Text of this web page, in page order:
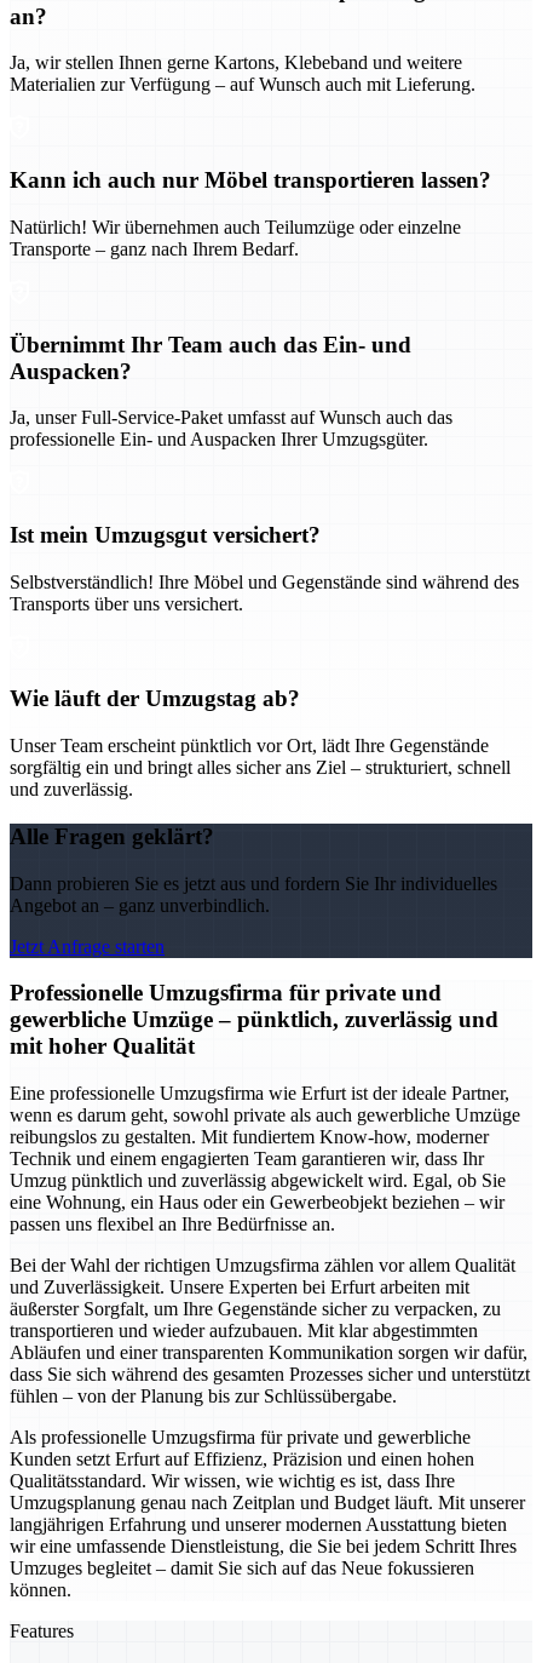
an?
Ja, wir stellen Ihnen gerne Kartons, Klebeband und weitere
Materialien zur Verfügung – auf Wunsch auch mit Lieferung.
Kann ich auch nur Möbel transportieren lassen?
Natürlich! Wir übernehmen auch Teilumzüge oder einzelne
Transporte – ganz nach Ihrem Bedarf.
Übernimmt Ihr Team auch das Ein- und
Auspacken?
Ja, unser Full-Service-Paket umfasst auf Wunsch auch das
professionelle Ein- und Auspacken Ihrer Umzugsgüter.
Ist mein Umzugsgut versichert?
Selbstverständlich! Ihre Möbel und Gegenstände sind während des
Transports über uns versichert.
Wie läuft der Umzugstag ab?
Unser Team erscheint pünktlich vor Ort, lädt Ihre Gegenstände
sorgfältig ein und bringt alles sicher ans Ziel – strukturiert, schnell
und zuverlässig.
Alle Fragen geklärt?
Dann probieren Sie es jetzt aus und fordern Sie Ihr individuelles
Angebot an – ganz unverbindlich.
Jetzt Anfrage starten
Professionelle Umzugsfirma für private und
gewerbliche Umzüge – pünktlich, zuverlässig und
mit hoher Qualität
Eine professionelle Umzugsfirma wie Erfurt ist der ideale Partner,
wenn es darum geht, sowohl private als auch gewerbliche Umzüge
reibungslos zu gestalten. Mit fundiertem Know-how, moderner
Technik und einem engagierten Team garantieren wir, dass Ihr
Umzug pünktlich und zuverlässig abgewickelt wird. Egal, ob Sie
eine Wohnung, ein Haus oder ein Gewerbeobjekt beziehen – wir
passen uns flexibel an Ihre Bedürfnisse an.
Bei der Wahl der richtigen Umzugsfirma zählen vor allem Qualität
und Zuverlässigkeit. Unsere Experten bei Erfurt arbeiten mit
äußerster Sorgfalt, um Ihre Gegenstände sicher zu verpacken, zu
transportieren und wieder aufzubauen. Mit klar abgestimmten
Abläufen und einer transparenten Kommunikation sorgen wir dafür,
dass Sie sich während des gesamten Prozesses sicher und unterstützt
fühlen – von der Planung bis zur Schlüssübergabe.
Als professionelle Umzugsfirma für private und gewerbliche
Kunden setzt Erfurt auf Effizienz, Präzision und einen hohen
Qualitätsstandard. Wir wissen, wie wichtig es ist, dass Ihre
Umzugsplanung genau nach Zeitplan und Budget läuft. Mit unserer
langjährigen Erfahrung und unserer modernen Ausstattung bieten
wir eine umfassende Dienstleistung, die Sie bei jedem Schritt Ihres
Umzuges begleitet – damit Sie sich auf das Neue fokussieren
können.
Features